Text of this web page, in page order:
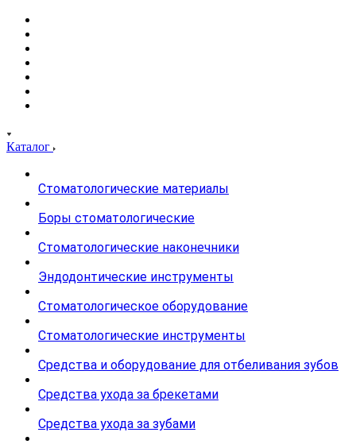
Каталог
Стоматологические материалы
Боры стоматологические
Стоматологические наконечники
Эндодонтические инструменты
Стоматологическое оборудование
Стоматологические инструменты
Средства и оборудование для отбеливания зубов
Средства ухода за брекетами
Средства ухода за зубами